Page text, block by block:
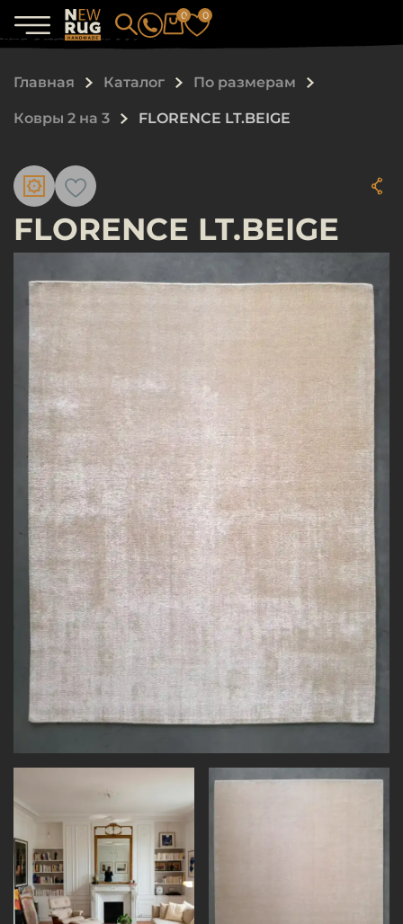
0 0
Главная Каталог По размерам
Ковры 2 на 3 FLORENCE LT.BEIGE
FLORENCE LT.BEIGE